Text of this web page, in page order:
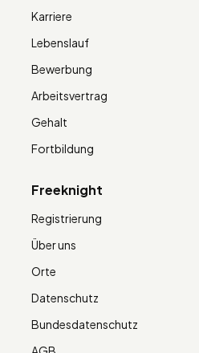
Karriere
Lebenslauf
Bewerbung
Arbeitsvertrag
Gehalt
Fortbildung
Freeknight
Registrierung
Über uns
Orte
Datenschutz
Bundesdatenschutz